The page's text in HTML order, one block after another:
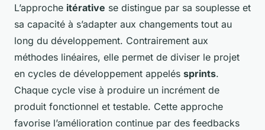
L’approche itérative se distingue par sa souplesse et
sa capacité à s’adapter aux changements tout au
long du développement. Contrairement aux
méthodes linéaires, elle permet de diviser le projet
en cycles de développement appelés sprints.
Chaque cycle vise à produire un incrément de
produit fonctionnel et testable. Cette approche
favorise l’amélioration continue par des feedbacks